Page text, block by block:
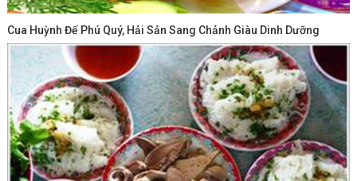
Cua Huỳnh Đế Phú Quý, Hải Sản Sang Chảnh Giàu Dinh Dưỡng